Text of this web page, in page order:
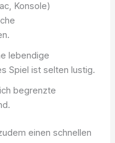
Konsole)
lebendige
Spiel ist selten lustig.
begrenzte
einen schnellen